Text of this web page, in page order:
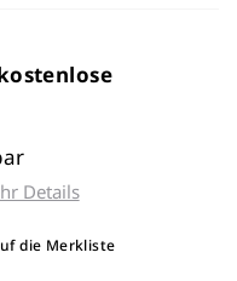
Details
die Merkliste